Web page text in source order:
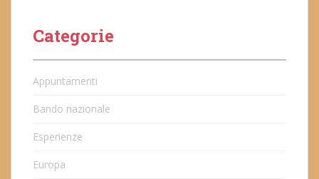
Categorie
Appuntamenti
Bando nazionale
Esperienze
Europa